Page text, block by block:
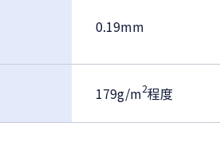
0.19mm
179g/m2程度